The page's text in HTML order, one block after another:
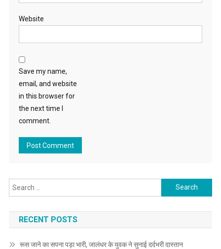
Website
Save my name,
email, and website
in this browser for
the next time I
comment.
Search for:
RECENT POSTS
रूस जाने का सपना पड़ा भारी, जालंधर के युवक ने सुनाई दर्दभरी दास्तान